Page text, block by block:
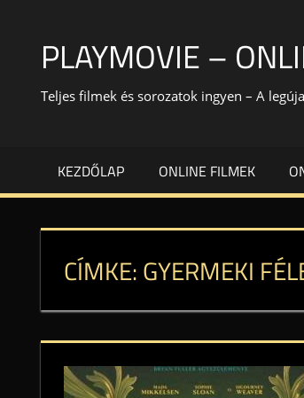
contentPLAYMOVIE –
Teljes filmek és sorozatok ingyen – A
KEZDŐLAP ONLINE FILMEK
CÍMKE:GYERMEKI